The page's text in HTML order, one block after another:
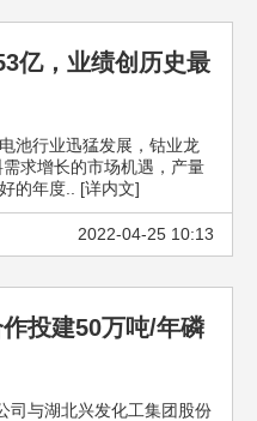
亿，业绩创历史最
池行业迅猛发展，钴业龙
求增长的市场机遇，产量
的年度.. [详内文]
2022-04-25 10:13
投建50万吨/年磷
司与湖北兴发化工集团股份